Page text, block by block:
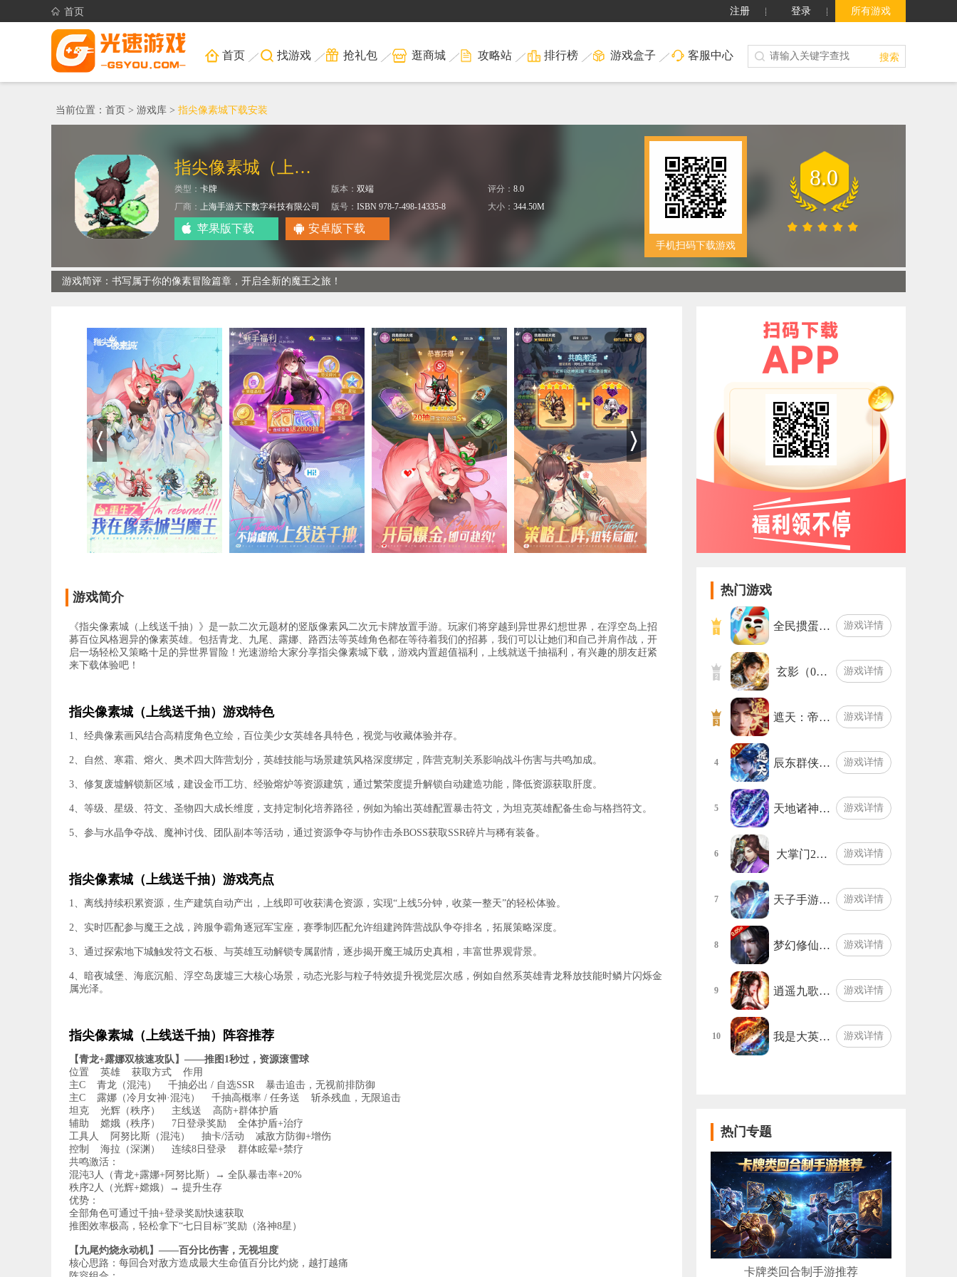
首页 注册 登录 所有游戏
首页 找游戏 抢礼包 逛商城 攻略站 排行榜 游戏盒子 客服中心 搜索
当前位置： 首页 > 游戏库 > 指尖像素城下载安装
指尖像素城（上线送千抽）
类型： 卡牌 版本： 双端 评分： 8.0
厂商： 上海手游天下数字科技有限公司 版号： ISBN 978-7-498-14335-8 大小： 344.50M
苹果版下载 安卓版下载
手机扫码下载游戏
8.0
游戏简评：书写属于你的像素冒险篇章，开启全新的魔王之旅！
游戏简介
《指尖像素城（上线送千抽）》是一款二次元题材的竖版像素风二次元卡牌放置手游。玩家们将穿越到异世界幻想世界，在浮空岛上招
募百位风格迥异的像素英雄。包括青龙、九尾、露娜、路西法等英雄角色都在等待着我们的招募，我们可以让她们和自己并肩作战，开
启一场轻松又策略十足的异世界冒险！光速游给大家分享指尖像素城下载，游戏内置超值福利，上线就送千抽福利，有兴趣的朋友赶紧
来下载体验吧！
指尖像素城（上线送千抽）游戏特色
1、经典像素画风结合高精度角色立绘，百位美少女英雄各具特色，视觉与收藏体验并存。
2、自然、寒霜、熔火、奥术四大阵营划分，英雄技能与场景建筑风格深度绑定，阵营克制关系影响战斗伤害与共鸣加成。
3、修复废墟解锁新区域，建设金币工坊、经验熔炉等资源建筑，通过繁荣度提升解锁自动建造功能，降低资源获取肝度。
4、等级、星级、符文、圣物四大成长维度，支持定制化培养路径，例如为输出英雄配置暴击符文，为坦克英雄配备生命与格挡符文。
5、参与水晶争夺战、魔神讨伐、团队副本等活动，通过资源争夺与协作击杀BOSS获取SSR碎片与稀有装备。
指尖像素城（上线送千抽）游戏亮点
1、离线持续积累资源，生产建筑自动产出，上线即可收获满仓资源，实现“上线5分钟，收菜一整天”的轻松体验。
2、实时匹配参与魔王之战，跨服争霸角逐冠军宝座，赛季制匹配允许组建跨阵营战队争夺排名，拓展策略深度。
3、通过探索地下城触发符文石板、与英雄互动解锁专属剧情，逐步揭开魔王城历史真相，丰富世界观背景。
4、暗夜城堡、海底沉船、浮空岛废墟三大核心场景，动态光影与粒子特效提升视觉层次感，例如自然系英雄青龙释放技能时鳞片闪烁金
属光泽。
指尖像素城（上线送千抽）阵容推荐
【青龙+露娜双核速攻队】——推图1秒过，资源滚雪球
位置 英雄 获取方式 作用
主C 青龙（混沌） 千抽必出 / 自选SSR 暴击追击，无视前排防御
主C 露娜（冷月女神·混沌） 千抽高概率 / 任务送 斩杀残血，无限追击
坦克 光辉（秩序） 主线送 高防+群体护盾
辅助 嫦娥（秩序） 7日登录奖励 全体护盾+治疗
工具人 阿努比斯（混沌） 抽卡/活动 减敌方防御+增伤
控制 海拉（深渊） 连续8日登录 群体眩晕+禁疗
共鸣激活：
混沌3人（青龙+露娜+阿努比斯）→ 全队暴击率+20%
秩序2人（光辉+嫦娥）→ 提升生存
优势：
全部角色可通过千抽+登录奖励快速获取
推图效率极高，轻松拿下“七日目标”奖励（洛神8星）
【九尾灼烧永动机】——百分比伤害，无视坦度
核心思路：每回合对敌方造成最大生命值百分比灼烧，越打越痛
热门游戏
全民掼蛋… 游戏详情
玄影（0… 游戏详情
遮天：帝… 游戏详情
4 辰东群侠… 游戏详情
5 天地诸神… 游戏详情
6 大掌门2… 游戏详情
7 天子手游… 游戏详情
8 梦幻修仙… 游戏详情
9 逍遥九歌… 游戏详情
10 我是大英… 游戏详情
热门专题
卡牌类回合制手游推荐